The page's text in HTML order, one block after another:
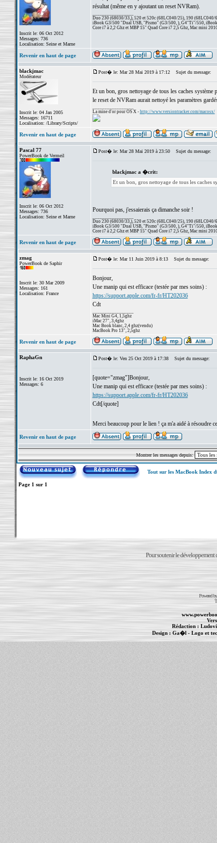
Inscrit le: 06 Oct 2012
Messages: 736
Localisation: Seine et Marne
résultat (même en y ajoutant un reset NVRam).
Duo 230 (68030/33,), 520 et 520c (68LC040/25), 190 (68LC040/
iBook G3/500 "Dual USB, "Pismo" (G3/500, ), G4"Ti"/550,
Core i7 à 2,2 Ghz et MBP 15" Quad Core i7 2,5 Ghz, Mac mini
Revenir en haut de page
blackjmac
Modérateur
Inscrit le: 04 Jan 2005
Messages: 16711
Localisation: /Library/Scripts/
Post� le: Mar 28 Mai 2019 à 17:12 Sujet du message:
Et un bon, gros nettoyage de tous les caches système
le reset de NVRam aurait nettoyé les paramètres
La mine d'or pour OS X - http://www.versiontracker.com/macosx/
Revenir en haut de page
Pascal 77
PowerBook de Vermeil
Inscrit le: 06 Oct 2012
Messages: 736
Localisation: Seine et Marne
Post� le: Mar 28 Mai 2019 à 23:50 Sujet du message:
blackjmac a �crit:
Et un bon, gros nettoyage de tous les caches
Pourquoi pas, j'essaierais ça dimanche soir !
Duo 230 (68030/33,), 520 et 520c (68LC040/25), 190 (68LC040/
iBook G3/500 "Dual USB, "Pismo" (G3/500, ), G4"Ti"/550,
Core i7 à 2,2 Ghz et MBP 15" Quad Core i7 2,5 Ghz, Mac mini
Revenir en haut de page
zmag
PowerBook de Saphir
Inscrit le: 30 Mar 2009
Messages: 161
Localisation: France
Post� le: Mar 11 Juin 2019 à 8:13 Sujet du message:
Bonjour,
Une manip qui est efficace (testée par mes soins) :
https://support.apple.com/fr-fr/HT202036
Cdt
Mac Mini G4, 1,5ghz
iMac 27", 3,4ghz
Mac Book blanc, 2,4 ghz(vendu)
MacBook Pro 13", 2,5ghz
Revenir en haut de page
RaphaGn
Inscrit le: 16 Oct 2019
Messages: 6
Post� le: Ven 25 Oct 2019 à 17:38 Sujet du message:
[quote="zmag"]Bonjour,
Une manip qui est efficace (testée par mes soins) :
https://support.apple.com/fr-fr/HT202036
Cdt[/quote]
Merci beaucoup pour le lien ! ça m'a aidé à résoudre
Revenir en haut de page
Montrer les messages depuis:
Tout sur les MacBook Index
Page 1 sur 1
Pour soutenir le développement
Powered
Rédaction :
Design : Ga�l- Logo et